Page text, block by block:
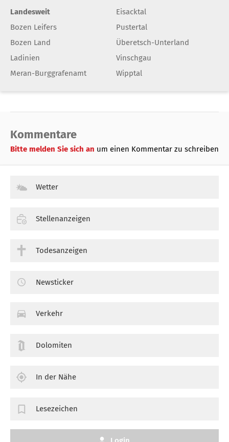
Landesweit
Bozen Leifers
Bozen Land
Ladinien
Meran-Burggrafenamt
Eisacktal
Pustertal
Überetsch-Unterland
Vinschgau
Wipptal
Kommentare
Bitte melden Sie sich an um einen Kommentar zu schreiben
Wetter
Stellenanzeigen
Todesanzeigen
Newsticker
Verkehr
Dolomiten
In der Nähe
Lesezeichen